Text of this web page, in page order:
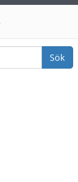
Sök